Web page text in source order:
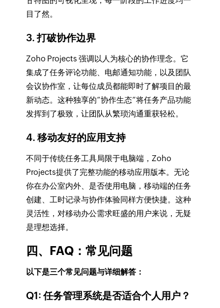
目了然。
3. 打破协作边界
Zoho Projects 强调以人为核心的协作理念。它
集成了任务评论功能、电邮通知功能，以及团队
会议协作室，让每位成员都能即时了解项目的最
新动态。这种独享的“协作生态”将任务产品功能
发挥到了极致，让团队从繁琐沟通重获轻松。
4. 移动友好的应用支持
不同于传统任务工具局限于电脑端，Zoho
Projects提供了完整功能的移动应用版本。无论
你在办公室内外、是否使用电脑，移动端的任务
创建、工时记录与协作体验同样方便快捷。这种
灵活性，对移动办公需求旺盛的用户来说，无疑
是理想选择。
四、FAQ：常见问题
以下是三个常见问题与详细解答：
Q1: 任务管理系统是否适合个人用户？